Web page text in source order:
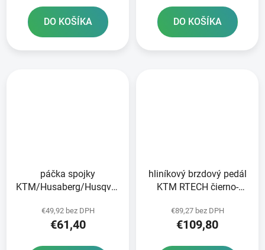
DO KOŠÍKA DO KOŠÍKA
páčka spojky
KTM/Husaberg/Husqvarna/Beta
čierna
€49,92 bez DPH
€61,40
hliníkový brzdový pedál
KTM RTECH čierno-
€89,27 bez DPH
€109,80